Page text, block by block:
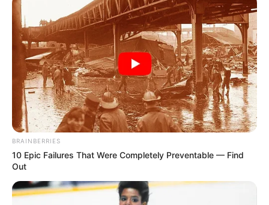
BRAINBERRIES
10 Epic Failures That Were Completely Preventable — Find
Out